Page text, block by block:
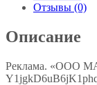
Отзывы (0)
Описание
Реклама. «ООО